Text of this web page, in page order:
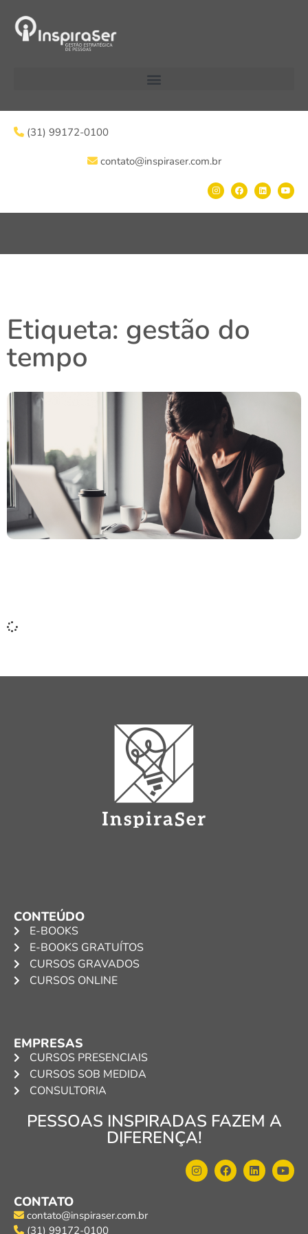
(31) 99172-0100
contato@inspiraser.com.br
Etiqueta: gestão do
tempo
CONTEÚDO
E-BOOKS
E-BOOKS GRATUÍTOS
CURSOS GRAVADOS
CURSOS ONLINE
EMPRESAS
CURSOS PRESENCIAIS
CURSOS SOB MEDIDA
CONSULTORIA
PESSOAS INSPIRADAS FAZEM A
DIFERENÇA!
CONTATO
contato@inspiraser.com.br
(31) 99172-0100